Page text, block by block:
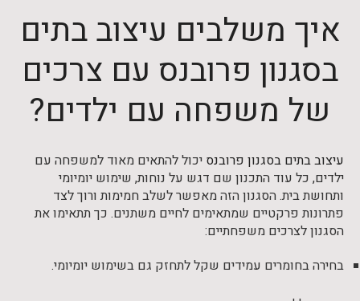
איך משלבים עיצוב בתים
בסגנון פרובנס עם צרכים
של משפחה עם ילדים?
עיצוב בתים בסגנון פרובנס יכול להתאים מאוד למשפחה עם
ילדים, כל עוד התכנון שם דגש על נוחות, שימוש יומיומי
ותחושת בית. הסגנון הזה מאפשר לשלב חמימות ורוך לצד
פתרונות פרקטיים שמתאימים לחיים משתנים. כך תתאימו את
הסגנון לצרכים משפחתיים:
בחירה בחומרים עמידים שקל לתחזק גם בשימוש יומיומי.